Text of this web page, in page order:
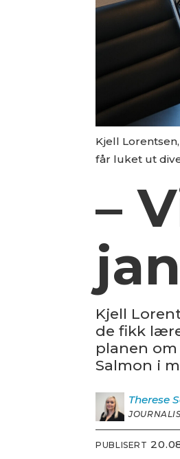
Kjell
får luket ut
–
Kjell
de fikk
planen
Salmon i
Therese
PUBLISERT